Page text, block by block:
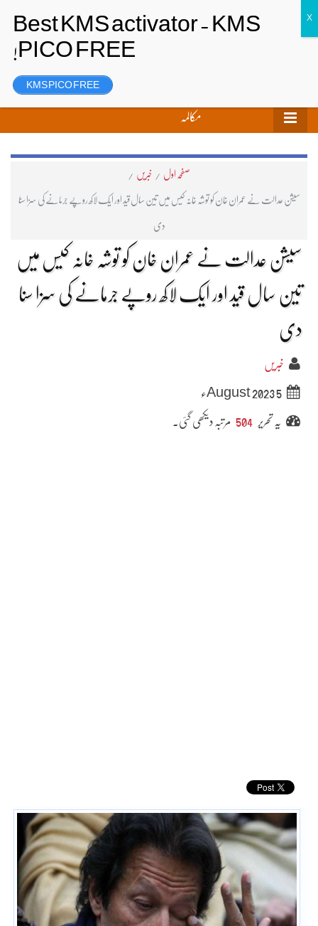
رجسٹر
مکالمہ
صفحہ اول / خبریں /
سیشن عدالت نے عمران خان کو توشہ خانہ کیس میں تین سال قید اور ایک لاکھ روپے جرمانے کی سزا سنا
دی
سیشن عدالت نے عمران خان کو توشہ خانہ کیس میں
تین سال قید اور ایک لاکھ روپے جرمانے کی سزا سنا
دی
خبریں
5 August 2023ء
یہ تحریر 504 مرتبہ دیکھی گئی۔
KMS PICO FREE